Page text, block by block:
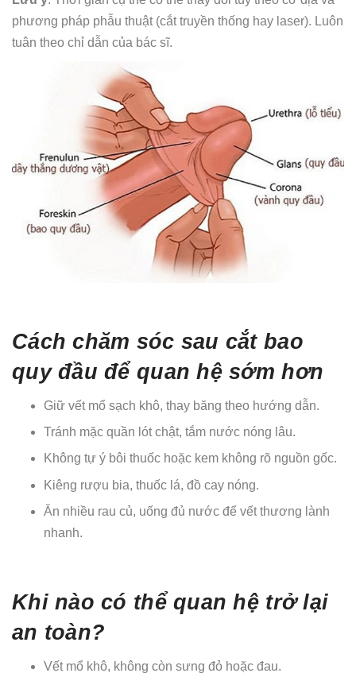
phương pháp phẫu thuật (cắt truyền thống hay laser). Luôn
tuân theo chỉ dẫn của bác sĩ.
Cách chăm sóc sau cắt bao
quy đầu để quan hệ sớm hơn
Giữ vết mổ sạch khô, thay băng theo hướng dẫn.
Tránh mặc quần lót chật, tắm nước nóng lâu.
Không tự ý bôi thuốc hoặc kem không rõ nguồn gốc.
Kiêng rượu bia, thuốc lá, đồ cay nóng.
Ăn nhiều rau củ, uống đủ nước để vết thương lành
nhanh.
Khi nào có thể quan hệ trở lại
an toàn?
Vết mổ khô, không còn sưng đỏ hoặc đau.